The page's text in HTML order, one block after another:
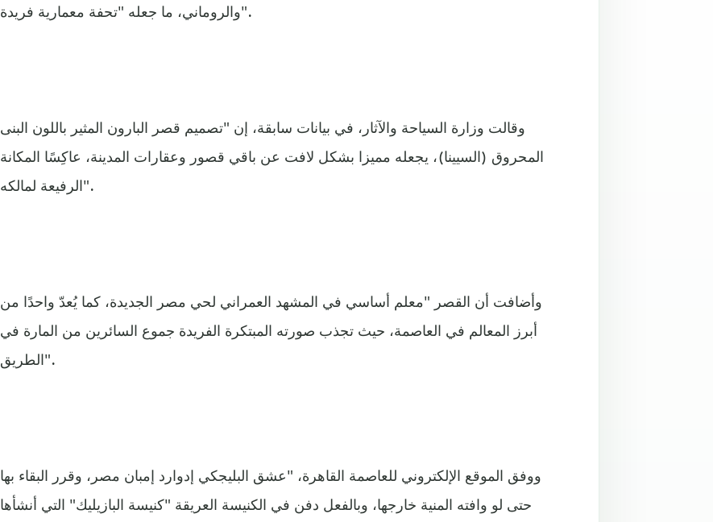
والروماني، ما جعله "تحفة معمارية فريدة".
وقالت وزارة السياحة والآثار، في بيانات سابقة، إن "تصميم قصر البارون المثير باللون البنى
المحروق (السيينا)، يجعله مميزا بشكل لافت عن باقي قصور وعقارات المدينة، عاكِسًا المكانة
الرفيعة لمالكه".
وأضافت أن القصر "معلم أساسي في المشهد العمراني لحي مصر الجديدة، كما يُعدّ واحدًا من
أبرز المعالم في العاصمة، حيث تجذب صورته المبتكرة الفريدة جموع السائرين من المارة في
الطريق".
ووفق الموقع الإلكتروني للعاصمة القاهرة، "عشق البليجكي إدوارد إمبان مصر، وقرر البقاء بها
حتى لو وافته المنية خارجها، وبالفعل دفن في الكنيسة العريقة "كنيسة البازيليك" التي أنشأها